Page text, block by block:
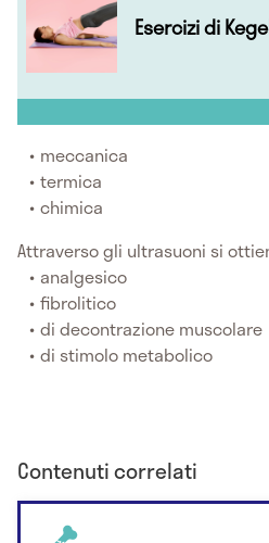
Esercizi di
meccanica
termica
chimica
Attraverso gli ultrasuoni si
analgesico
fibrolitico
di decontrazione muscolare
di stimolo metabolico
Contenuti correlati